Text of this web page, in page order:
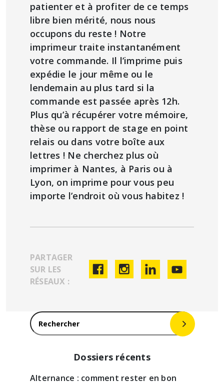
patienter et à profiter de ce temps
libre bien mérité, nous nous
occupons du reste ! Notre
imprimeur traite instantanément
votre commande. Il l’imprime puis
expédie le jour même ou le
lendemain au plus tard si la
commande est passée après 12h.
Plus qu’à récupérer votre mémoire,
thèse ou rapport de stage en point
relais ou dans votre boîte aux
lettres ! Ne cherchez plus où
imprimer à Nantes, à Paris ou à
Lyon, on imprime pour vous peu
importe l’endroit où vous habitez !
PARTAGER
SUR LES
RÉSEAUX :
Rechercher :
Dossiers récents
Alternance : comment rester en bon